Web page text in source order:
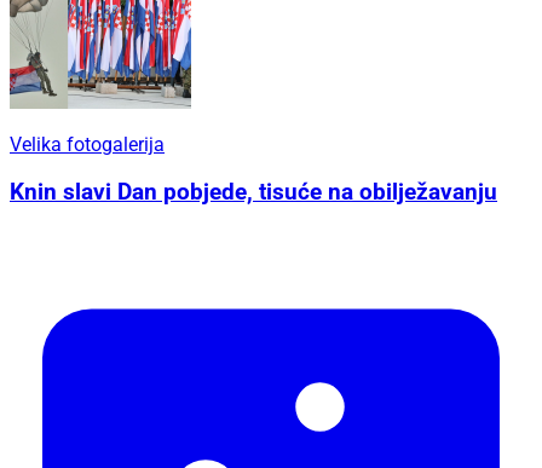
Velika fotogalerija
Knin slavi Dan pobjede, tisuće na obilježavanju